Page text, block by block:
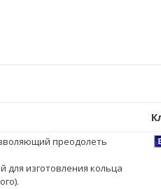
преодолеть
изготовления кольца